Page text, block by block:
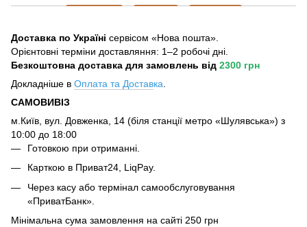
Доставка по Україні сервісом «Нова пошта».
Орієнтовні терміни доставляння: 1–2 робочі дні.
Безкоштовна доставка для замовлень від 2300 грн
Докладніше в Оплата та Доставка
САМОВИВІЗ
м.Київ, вул. Довженка, 14 (біля станції метро «Шулявська») з
10:00 до 18:00
Готовкою при отриманні.
Карткою в Приват24, LiqPay.
Через касу або термінал самообслуговування
«ПриватБанк».
Мінімальна сума замовлення на сайті 250 грн